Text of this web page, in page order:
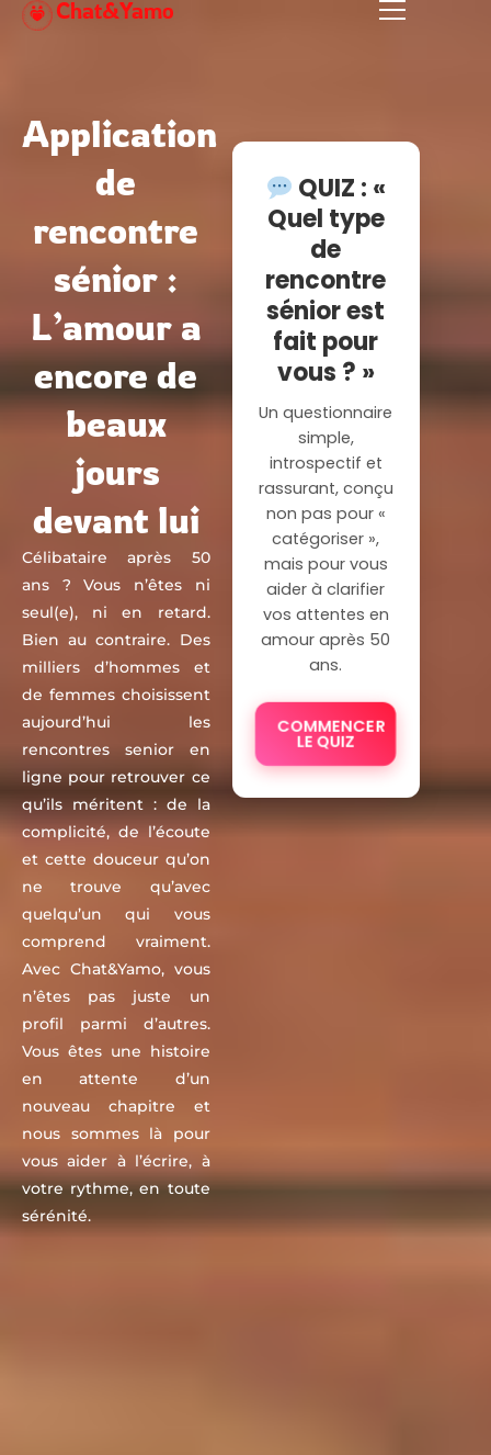
Aller
Chat&Yamo
Application
de
rencontre
sénior :
L’amour a
encore de
beaux
jours
devant lui
Célibataire après 50
ans ? Vous n’êtes ni
seul(e), ni en retard.
Bien au contraire. Des
milliers d’hommes et
de femmes choisissent
aujourd’hui les
rencontres senior en
ligne pour retrouver ce
qu’ils méritent : de la
complicité, de l’écoute
et cette douceur qu’on
ne trouve qu’avec
quelqu’un qui vous
comprend vraiment.
Avec Chat&Yamo, vous
n’êtes pas juste un
profil parmi d’autres.
Vous êtes une histoire
en attente d’un
nouveau chapitre et
nous sommes là pour
vous aider à l’écrire, à
votre rythme, en toute
sérénité.
QUIZ : «
Quel type
de
rencontre
sénior est
fait pour
vous ? »
Un questionnaire
simple,
introspectif et
rassurant, conçu
non pas pour «
catégoriser »,
mais pour vous
aider à clarifier
vos attentes en
amour après 50
ans.
COMMENCER
LE QUIZ